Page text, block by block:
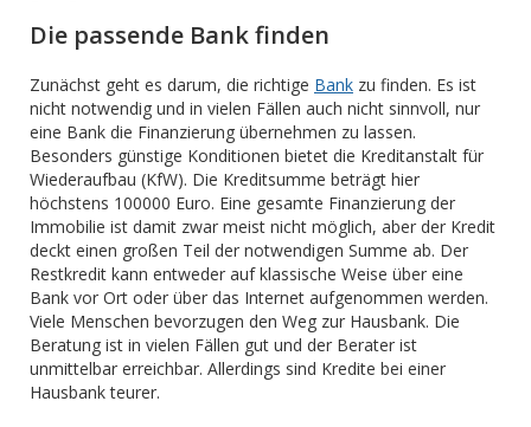
Die passende Bank finden
Zunächst geht es darum, die richtige Bank zu finden. Es ist
nicht notwendig und in vielen Fällen auch nicht sinnvoll, nur
eine Bank die Finanzierung übernehmen zu lassen.
Besonders günstige Konditionen bietet die Kreditanstalt für
Wiederaufbau (KfW). Die Kreditsumme beträgt hier
höchstens 100000 Euro. Eine gesamte Finanzierung der
Immobilie ist damit zwar meist nicht möglich, aber der Kredit
deckt einen großen Teil der notwendigen Summe ab. Der
Restkredit kann entweder auf klassische Weise über eine
Bank vor Ort oder über das Internet aufgenommen werden.
Viele Menschen bevorzugen den Weg zur Hausbank. Die
Beratung ist in vielen Fällen gut und der Berater ist
unmittelbar erreichbar. Allerdings sind Kredite bei einer
Hausbank teurer.